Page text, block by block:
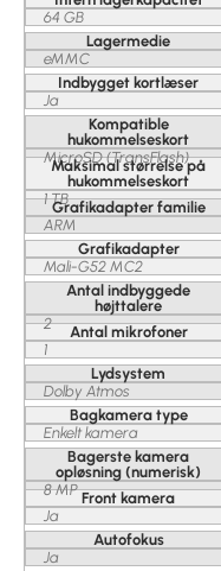
64 GB
Lagermedie
eMMC
Indbygget kortlæser
Ja
Kompatible
hukommelseskort
MicroSD (TransFlash)
Maksimal størrelse på
hukommelseskort
1 TB
Grafikadapter familie
ARM
Grafikadapter
Mali-G52 MC2
Antal indbyggede
højttalere
2
Antal mikrofoner
1
Lydsystem
Dolby Atmos
Bagkamera type
Enkelt kamera
Bagerste kamera
opløsning (numerisk)
8 MP Front kamera
Ja
Autofokus
Ja